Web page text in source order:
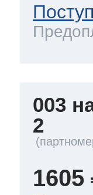
003
2
1605